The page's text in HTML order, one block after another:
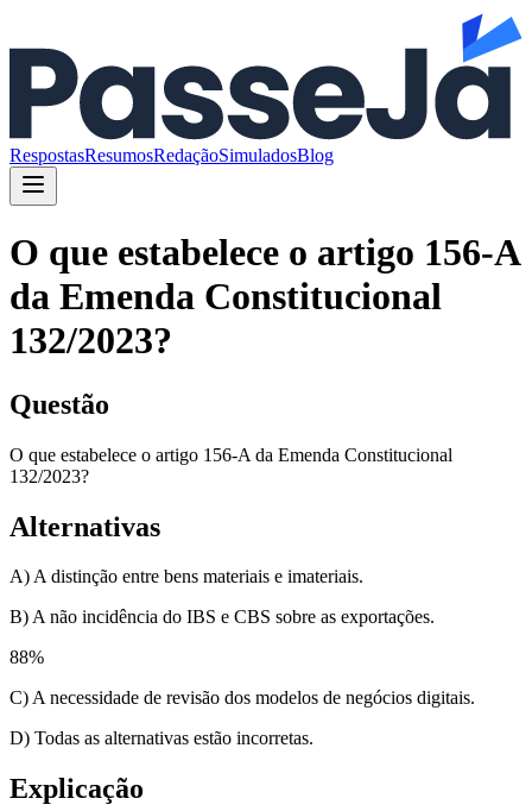
RespostasResumosRedaçãoSimuladosBlog
O que estabelece o artigo 156-A
da Emenda Constitucional
132/2023?
Questão
O que estabelece o artigo 156-A da Emenda Constitucional
132/2023?
Alternativas
A) A distinção entre bens materiais e imateriais.
B) A não incidência do IBS e CBS sobre as exportações.
88%
C) A necessidade de revisão dos modelos de negócios digitais.
D) Todas as alternativas estão incorretas.
Explicação